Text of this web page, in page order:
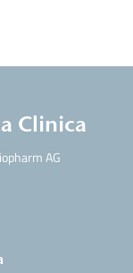
Clinica
AG